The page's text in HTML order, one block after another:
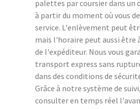
palettes par coursier dans un
à partir du moment où vous
service. L'enlèvement peut
mais l'horaire peut aussi être
de l'expéditeur. Nous vous
transport express sans
dans des conditions de
Grâce à notre système de
consulter en temps réel